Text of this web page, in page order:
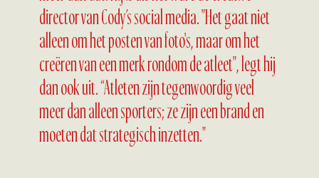
director van Cody’s social media. "Het gaat niet
alleen om het posten van foto's, maar om het
creëren van een merk rondom de atleet", legt hij
dan ook uit. “Atleten zijn tegenwoordig veel
meer dan alleen sporters; ze zijn een brand en
moeten dat strategisch inzetten."